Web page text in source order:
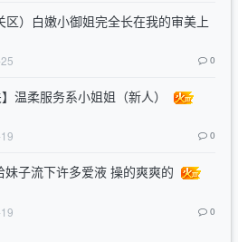
区）白嫩小御姐完全长在我的审美上
0
】温柔服务系小姐姐（新人）
0
妹子流下许多爱液 操的爽爽的
0